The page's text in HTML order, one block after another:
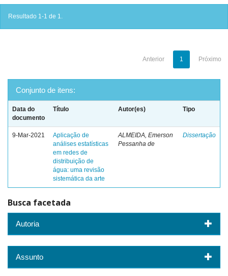
Resultado 1-1 de 1.
Anterior 1 Próximo
Conjunto de itens:
Data do
documento
Título Autor(es) Tipo
9-Mar-2021
Aplicação de
análises estatísticas
em redes de
distribuição de
água: uma revisão
sistemática da arte
ALMEIDA, Emerson
Pessanha de
Dissertação
Busca facetada
Autoria
Assunto